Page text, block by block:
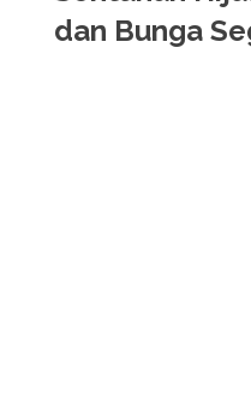
dan Bunga